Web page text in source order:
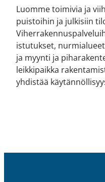
Luomme toimivia ja
puistoihin ja julkisiin
istutukset,
ja myynti ja
leikkipaikka
yhdistää